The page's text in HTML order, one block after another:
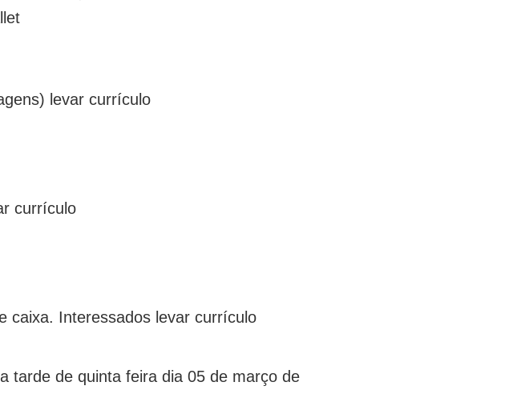
levar currículo
currículo
caixa. Interessados levar currículo
tarde de quinta feira dia 05 de março de